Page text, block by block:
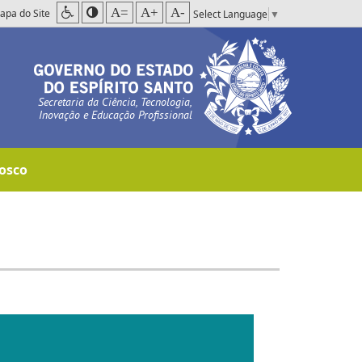
do Site A= A+ A- Select Language ▼
Secretaria da Ciência, Tecnologia,
Inovação e Educação Profissional